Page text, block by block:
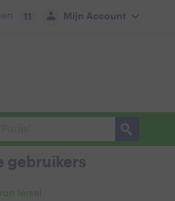
Mijn Account
11
gebruikers
Iersel